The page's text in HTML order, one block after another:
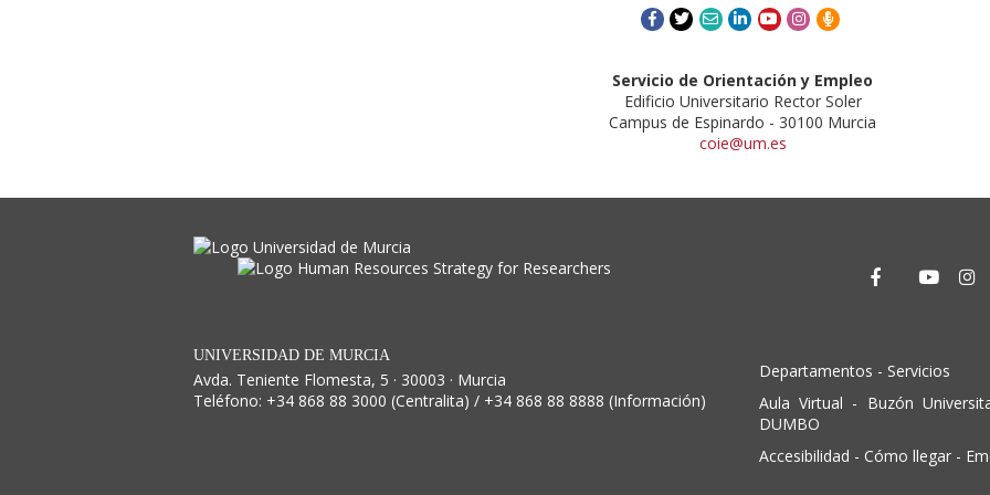
YoutubeInstagram
Servicio de Orientación y Empleo
Edificio Universitario Rector Soler
Campus de Espinardo - 30100 Murcia
coie@um.es
Acceder
Facebook
Acceder
Twitter
UNIVERSIDAD DE MURCIA
Avda. Teniente Flomesta, 5 · 30003 · Murcia
Teléfono: +34 868 88 3000 (Centralita) / +34 868 88 8888 (Información)
Departamentos - Servicios
Aula Virtual - Buzón
DUMBO
Accesibilidad - Cómo llegar -